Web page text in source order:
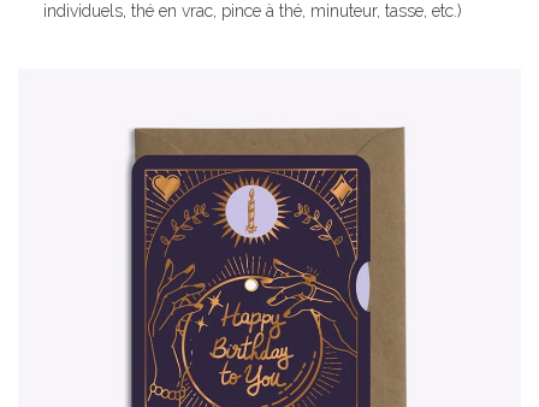
individuels, thé en vrac, pince à thé, minuteur, tasse, etc.)